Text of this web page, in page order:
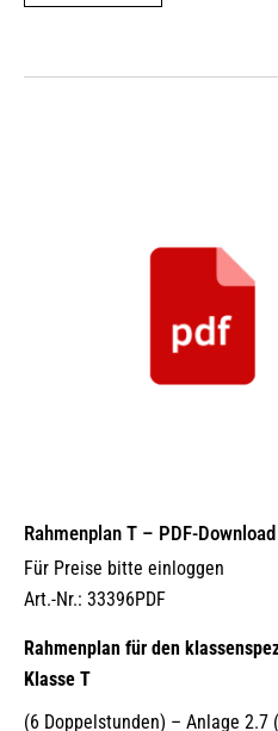
Rahmenplan T – PDF-Download
Für Preise bitte einloggen
Art.-Nr.: 33396PDF
Rahmenplan für den
Klasse T
(6 Doppelstunden) – Anlage 2.7